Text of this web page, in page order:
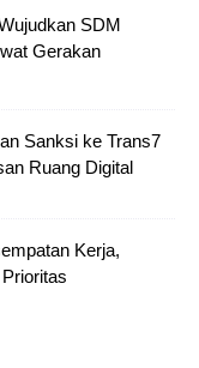
SDM
Gerakan
Sanksi ke Trans7
Ruang Digital
Kerja,